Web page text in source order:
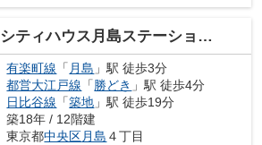
シティハウス月島ステーションコート
有楽町線 「 月島 」駅 徒歩3分
都営大江戸線 「 勝どき 」駅 徒歩4分
日比谷線 「築地 」駅 徒歩19分
築18年 / 12階建
東京都中央区月島 ４丁目